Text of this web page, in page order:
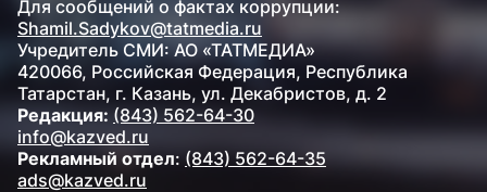
Для сообщений о фактах коррупции:
Shamil.Sadykov@tatmedia.ru
Учредитель СМИ: АО «ТАТМЕДИА»
420066, Российская Федерация, Республика
Татарстан, г. Казань, ул. Декабристов, д. 2
Редакция: (843) 562-64-30
info@kazved.ru
Рекламный отдел: (843) 562-64-35
ads@kazved.ru